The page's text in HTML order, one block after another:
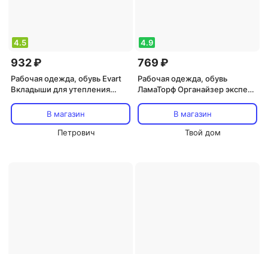
4.5
932 ₽
Рабочая одежда, обувь Evart
Вкладыши для утепления
фольгированные серые
Викинг/Ермак 4610088891887
В магазин
Петрович
4.9
769 ₽
Рабочая одежда, обувь
ЛамаТорф Органайзер эксперт
В магазин
Твой дом